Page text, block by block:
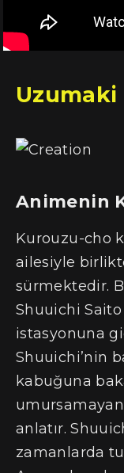
Uzumaki
Animenin
Kurouzu-cho
ailesiyle
sürmektedir.
Shuuichi
istasyonuna
Shuuichi’nin
kabuğuna
anlatır.
zamanlarda